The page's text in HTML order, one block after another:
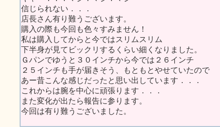
信じられない．．．
店長さん有り難うございます。
購入の際も今回も色々すみません！
私は購入してからと今ではスリムスリム
下半身が見てビックリするくらい細くなりました。
Ｇパンでゆうと３０インチから今では２６インチ
２５インチも手が届きそう、もともとやせていたので
あー昔こんな感じだったと思い出しています．．．
これからは腕を中心に頑張ります．．．
また変化が出たら報告に参ります。
今回は有り難うございました。